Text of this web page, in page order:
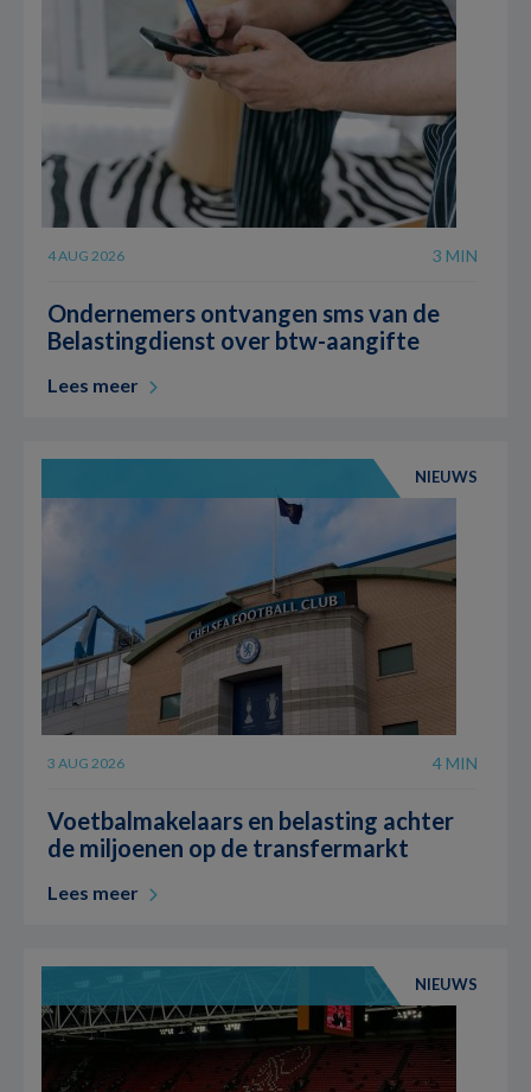
4 AUG 2026 3 MIN
Ondernemers ontvangen sms van de
Belastingdienst over btw-aangifte
Lees meer
NIEUWS
3 AUG 2026 4 MIN
Voetbalmakelaars en belasting achter
de miljoenen op de transfermarkt
Lees meer
NIEUWS